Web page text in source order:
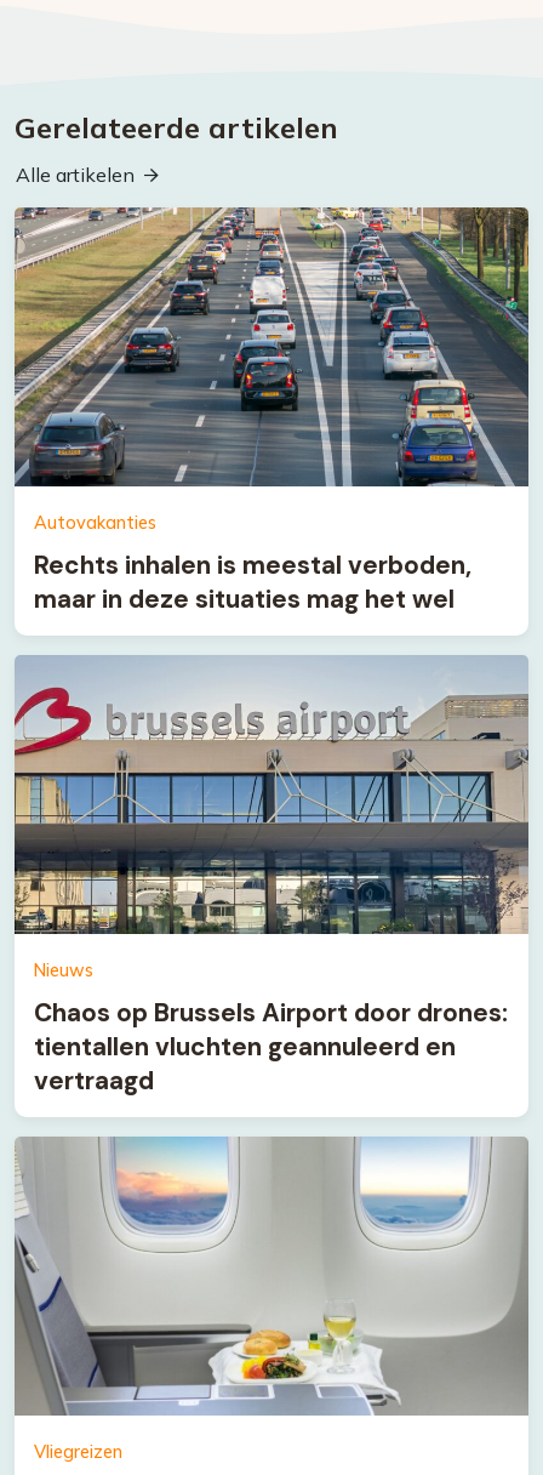
Gerelateerde artikelen
Alle artikelen
Autovakanties
Rechts inhalen is meestal verboden,
maar in deze situaties mag het wel
Nieuws
Chaos op Brussels Airport door drones:
tientallen vluchten geannuleerd en
vertraagd
Vliegreizen